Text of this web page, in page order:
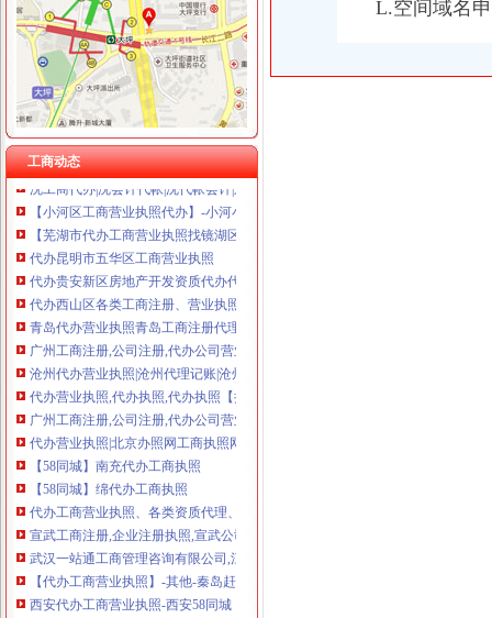
工商动态
哈尔滨工商代理,哈尔滨公司注册,哈尔滨代办营业执照,哈尔滨代
郑州市二七区工商代理,代办营业执照_郑州二七区工商注册_郑州去
雄安公司注册_雄安新区代理记账|代办营业执照|工商注册查询商标_商
北京市北京市北京代办丰台区工商执照垫资代理公司注册代办公
郑州注册公司|郑州中原区工商注册代理|郑州高新区营业执照代办|郑州
天津代办营业执照_天津公司注册_办理工商注册流程及费用
沈工商代办|沈会计代帐|沈代帐会计|辽宁沈自贸区|公司工商执
沈工商代办|沈会计代帐|沈代帐会计|辽宁沈自贸区|公司工商执
【小河区工商营业执照代办】-小河小河易登网
【芜湖市代办工商营业执照找镜湖区安诚财务蒋会计代理的图片】-芜
代办昆明市五华区工商营业执照
代办贵安新区房地产开发资质代办代办工商执照工商-贵58同城
代办西山区各类工商注册、营业执照、税务登记、资质审-昆明58同城
青岛代办营业执照青岛工商注册代理|青岛代理注册公司|青岛高新区注
广州工商注册,公司注册,代办公司营业执照,代办公司注册,代办
沧州代办营业执照|沧州代理记账|沧州注册公司|沧州工商注册|沧州公司
代办营业执照,代办执照,代办执照【批发,采购】-江门市蓬江区光
广州工商注册,公司注册,代办公司营业执照,代办公司注册,代办
代办营业执照|北京办照网工商执照网-页
【58同城】南充代办工商执照
【58同城】绵代办工商执照
代办工商营业执照、各类资质代理、咨询
宣武工商注册,企业注册执照,宣武公司注册,宣武广外代理注册公
武汉一站通工商管理咨询有限公司,江夏区代账公司,注册公司执照
【代办工商营业执照】-其他-秦岛赶集网
西安代办工商营业执照-西安58同城
雄安注册注册_雄安代理注册公司_雄安工商注册_雄安代办执照-雄安新
L.空间域名